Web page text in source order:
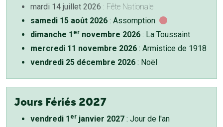
mardi 14 juillet 2026 : Fête Nationale
samedi 15 août 2026 : Assomption
dimanche 1 er novembre 2026 : La Toussaint
mercredi 11 novembre 2026 : Armistice de 1918
vendredi 25 décembre 2026 : Noël
Jours Fériés 2027
vendredi 1 er janvier 2027 : Jour de l'an